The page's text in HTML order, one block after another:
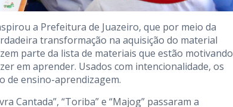
a Prefeitura de Juazeiro, que por meio da
transformação na aquisição do material
parte da lista de materiais que estão motivando
em aprender. Usados com intencionalidade, os
de ensino-aprendizagem.
Cantada”, “Toriba” e “Majog” passaram a